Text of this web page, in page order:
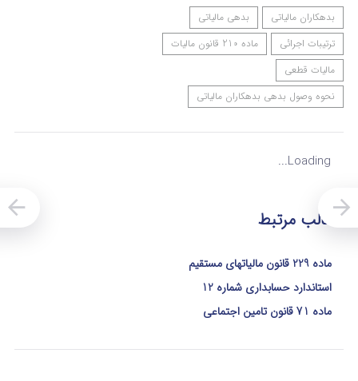
بدهکاران مالیاتی
بدهی مالیاتی
ترتیبات اجرائی
ماده 210 قانون مالیات
مالیات قطعی
نحوه وصول بدهی بدهکاران مالیاتی
Loading...
مطالب مرتبط
ماده 229 قانون مالیاتهای مستقیم
استاندارد حسابداری شماره 12
ماده 71 قانون تامین اجتماعی